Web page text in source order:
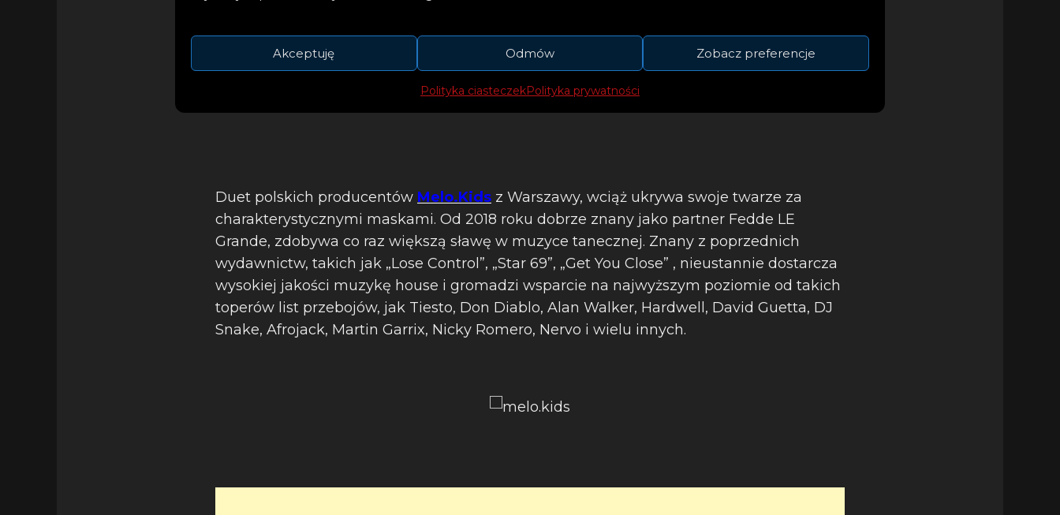
Akceptuję Odmów Zobacz preferencje
Polityka ciasteczekPolityka prywatności
Your Mind)” utwierdziły go jako wszechstronną potęgę w światowym przemyśle muzyki
Duet polskich producentów Melo.Kids z Warszawy, wciąż ukrywa swoje twarze za
charakterystycznymi maskami. Od 2018 roku dobrze znany jako partner Fedde LE
Grande, zdobywa co raz większą sławę w muzyce tanecznej. Znany z poprzednich
wydawnictw, takich jak „Lose Control”, „Star 69”, „Get You Close” , nieustannie dostarcza
wysokiej jakości muzykę house i gromadzi wsparcie na najwyższym poziomie od takich
toperów list przebojów, jak Tiesto, Don Diablo, Alan Walker, Hardwell, David Guetta, DJ
Snake, Afrojack, Martin Garrix, Nicky Romero, Nervo i wielu innych.